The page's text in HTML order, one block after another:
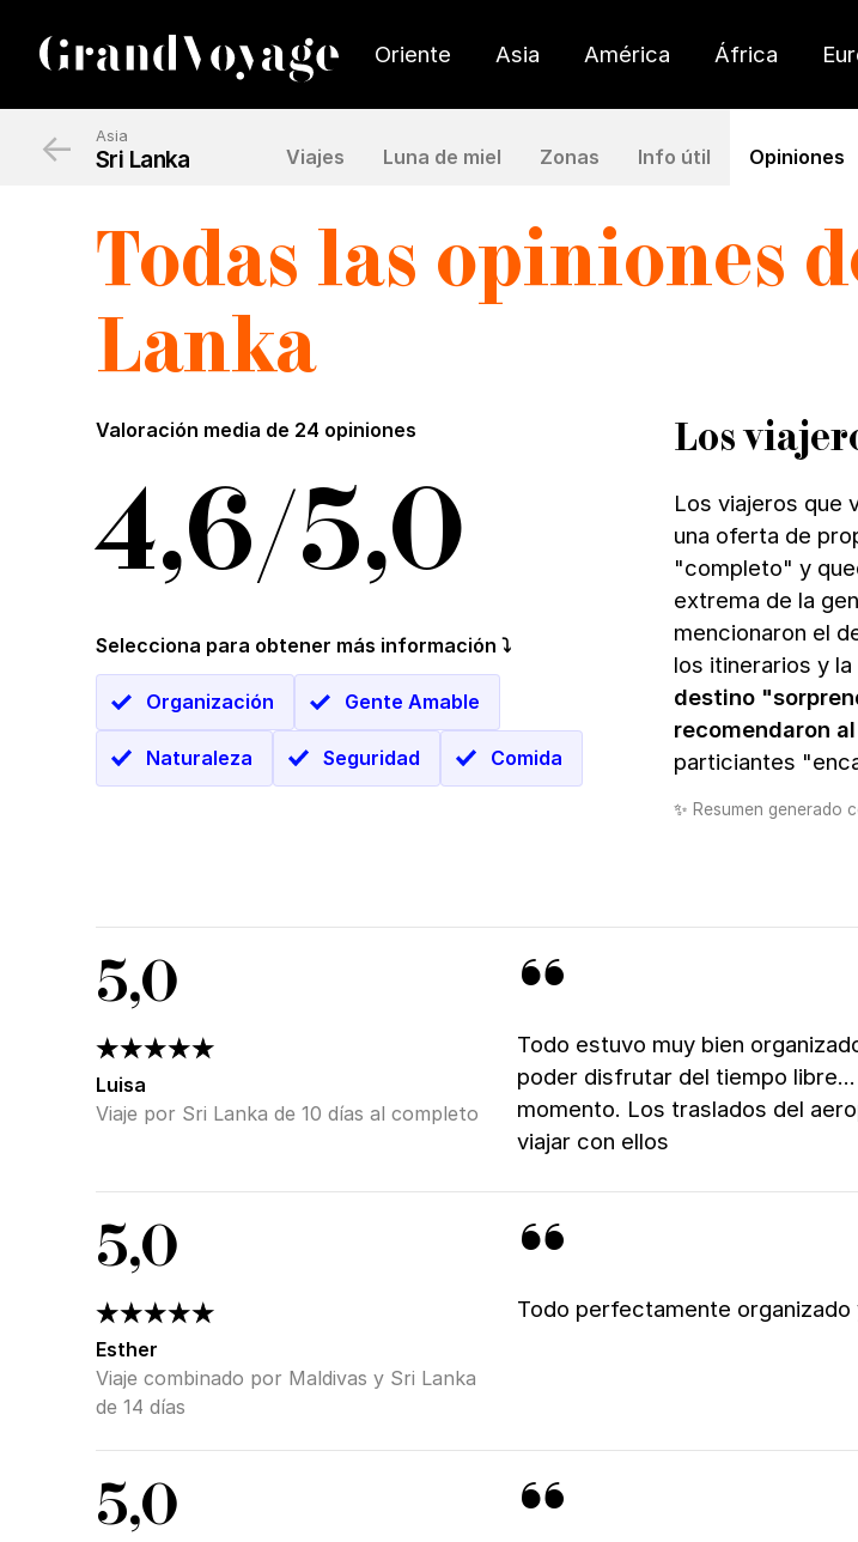
Oriente Asia América África
Asia
Sri Lanka Viajes Luna de miel Zonas Info útil Opiniones
←
Todas las opiniones
Lanka
Valoración media de 24 opiniones
4,6/5,0
Los
Los viajeros que
una oferta de
"completo" y
extrema de la
mencionaron el
los itinerarios y
destino
recomendaron
particiantes
✨ Resumen generado
Selecciona para obtener más información ⤵
Organización Gente Amable
Naturaleza Seguridad Comida
5,0
Luisa
Viaje por Sri Lanka de 10 días al completo
Todo estuvo muy bien
poder disfrutar del tiempo
momento. Los traslados del
viajar con ellos
5,0
Esther
Viaje combinado por Maldivas y Sri Lanka
de 14 días
Todo perfectamente
5,0